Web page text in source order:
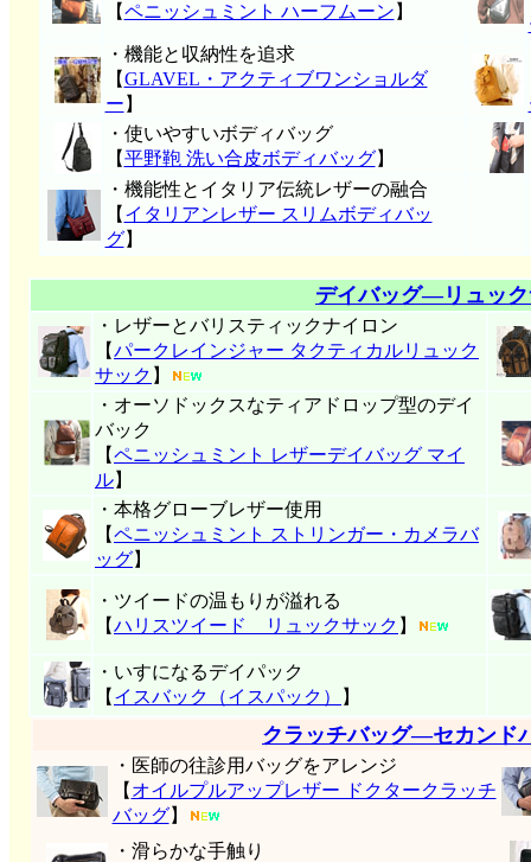
【ペニッシュミント ハーフムーン 】
・機能と収納性を追求
【GLAVEL・アクティブワンショルダ
ー 】
・使いやすいボディバッグ
【平野鞄 洗い合皮ボディバッグ】
・機能性とイタリア伝統レザーの融合
【 イタリアンレザー スリムボディバッ
グ】
デイバッグ―リュッ
・レザーとバリスティックナイロン
【パークレインジャー タクティカルリュック
サック 】
・オーソドックスなティアドロップ型のデイ
バック
【ペニッシュミント レザーデイバッグ マイ
ル】
・本格グローブレザー使用
【ペニッシュミント ストリンガー・カメラバ
ッグ】
・ツイードの温もりが溢れる
【ハリスツイード リュックサック 】
・いすになるデイパック
【 イスバック（イスパック） 】
クラッチバッグ―セカンド
・医師の往診用バッグをアレンジ
【 オイルプルアップレザー ドクタークラッチ
バッグ】
・滑らかな手触り